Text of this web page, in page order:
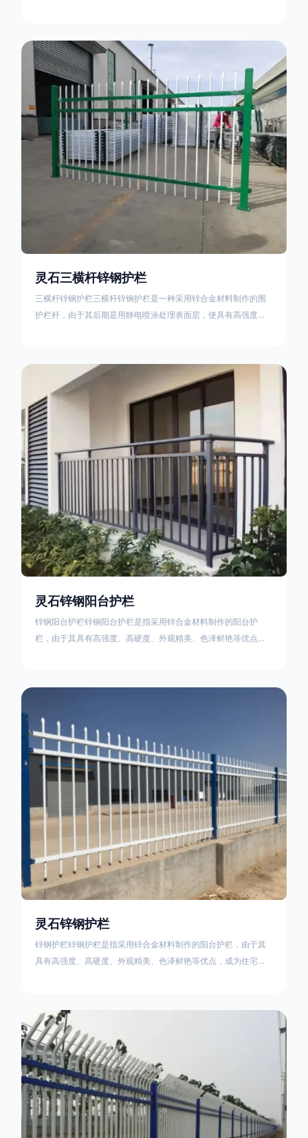
铁艺围栏铁艺围栏是通过艺术设计构建的铁质或钢制围栏。根据
所用材料不同可分为刺铁丝围栏、电围栏、木桩围栏、生物围
栏、铁丝网围栏、沟围栏、土墙围栏、石块墙围栏、柳芭围栏、
PVC围栏、水泥围栏等。铁艺围栏是通过艺术设计构建的铁质或
钢制围栏。根据所用材料不同可分为刺铁丝围栏、电围栏、木桩
围栏、生物围栏、铁丝网围栏、沟围栏、土墙围栏、石块墙围
栏、柳芭围栏、PVC围栏、水泥围栏等。如果您需要使用铁艺围
栏，建议
三横杆锌钢护栏三横杆锌钢护栏是一种采用锌合金材料制作的围
护栏杆，由于其后期是用静电喷涂处理表面层，使具有高强度、
高硬度、外观精美、色泽鲜艳等优点，成为住宅小区、工厂院
校、道路交通等使用的主流产品。星工(XINGGONG)是一家专业
生产锌钢护栏的公司，其三横杆锌钢护栏特点如下：1线条流畅，
色彩鲜明，稳重大气；2坚固耐用，经济实惠；3样式结构设计多
样化满足各种不同场所的需求 。三横杆锌钢护栏的使用方法
栏，由于其具有高强度、高硬度、外观精美、色泽鲜艳等优点，
成为住宅小区使用的主流产品。颜色多样化，21世纪新型产品，
锌钢护栏栅栏锌钢百叶窗锌钢防盗窗锌钢防护栏锌钢配件组合锌
钢组装护栏组装防盗窗组装防护栏组装锌合金组装。传统的阳台
护栏使用铁条材料，需要借助电焊等工艺技术，而且质地较软、
容易生锈、色彩单一。锌钢阳台护栏的安装方法因情况而异，但
是一般采
锌钢护栏锌钢护栏是指采用锌合金材料制作的阳台护栏，由于其
具有高强度、高硬度、外观精美、色泽鲜艳等优点，成为住宅小
区使用的主流产品。传统的阳台护栏使用铁条、铝合金材料。锌
钢护栏的优点：强度高，不易变形；耐腐蚀性好，不易生锈；外
观美观，颜色丰富；安装方便，不需要焊接。锌钢护栏的缺点：
价格相对较高；重量较大。锌钢护栏的使用注意事项如下：在材
料选择上应选购强度达到标准的锌钢材料，避免使用柔软的质量